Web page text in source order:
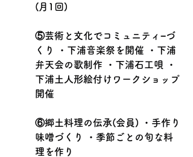
(月1回)
⑤芸術と文化でコミュニティ−づ
くり ・下浦音楽祭を開催 ・下浦
弁天会の歌制作 ・下浦石工唄 ・
下浦土人形絵付けワークショップ
開催
⑥郷土料理の伝承(会員) ・手作り
味噌づくり ・季節ごとの旬な料
理を作り